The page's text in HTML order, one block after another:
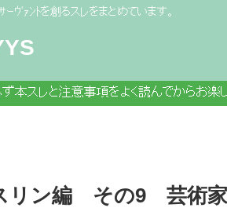
ｳﾞｧﾝﾄを創るスレをまとめています。
スレと注意事項をよく読んでからお楽し
リン編 その9 芸術